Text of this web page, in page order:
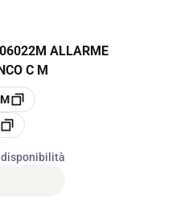
ALLARME
C M
disponibilità